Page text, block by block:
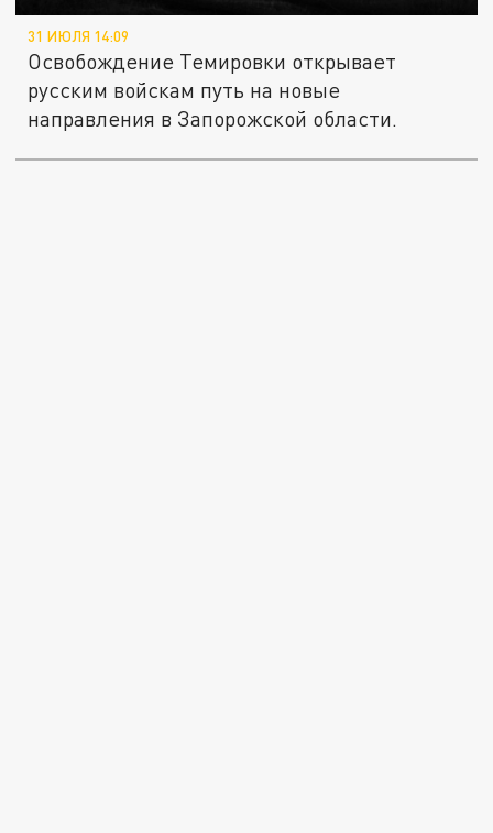
31 ИЮЛЯ 14:09
Освобождение Темировки открывает
русским войскам путь на новые
направления в Запорожской области.